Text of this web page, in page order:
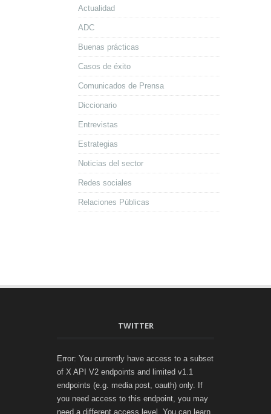
Actualidad
ADC
Buenas prácticas
Casos de éxito
Comunicados de Prensa
Diccionario
Entrevistas
Estrategias
Noticias del sector
Redes sociales
Relaciones Públicas
TWITTER
Error: You currently have access to a subset
of X API V2 endpoints and limited v1.1
endpoints (e.g. media post, oauth) only. If
you need access to this endpoint, you may
need a different access level. You can learn